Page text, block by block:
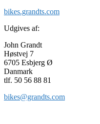
bikes.grandts.com
Udgives af:
John Grandt
Høstvej 7
6705 Esbjerg Ø
Danmark
tlf. 50 56 88 81
bikes@grandts.com